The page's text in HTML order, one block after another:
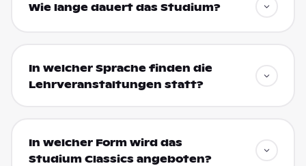
Wie lange dauert das Studium?
In welcher Sprache finden die
Lehrveranstaltungen statt?
In welcher Form wird das
Studium Classics angeboten?